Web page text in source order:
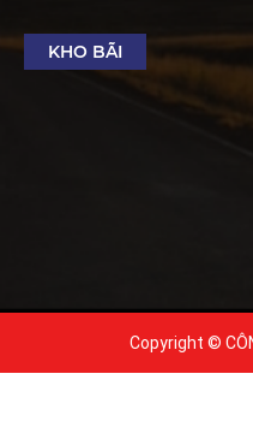
KHO BÃI
Copyright ©